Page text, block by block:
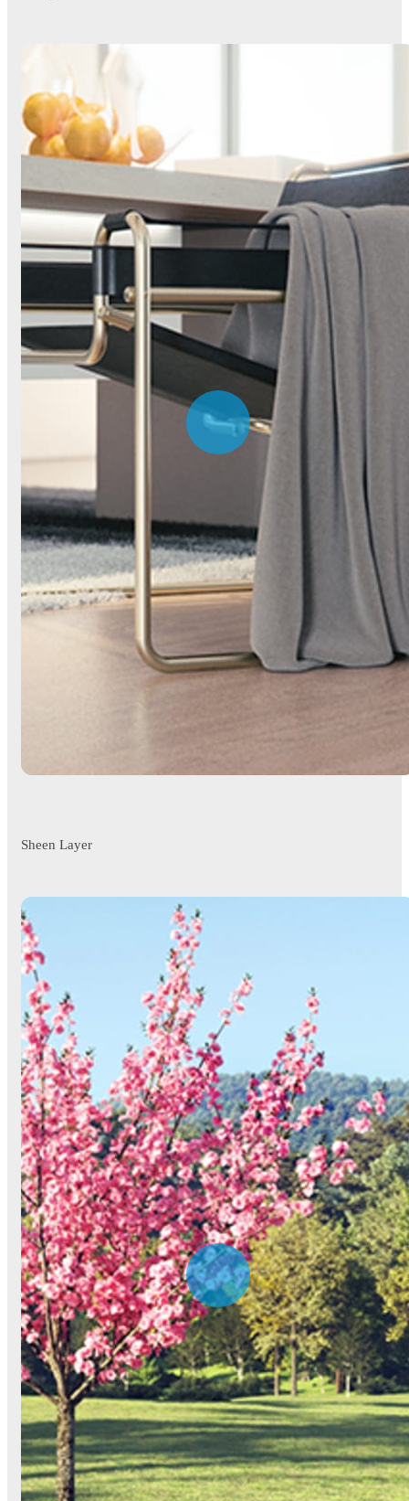
Sheen Layer